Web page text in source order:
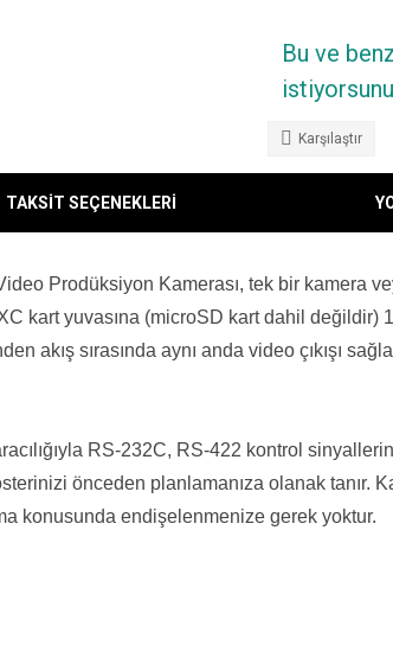
Bu ve
Karşılaştır
TAKSİT SEÇENEKLERİ
Prodüksiyon Kamerası, tek bir kamera
kart yuvasına (microSD kart dahil değildir)
akış sırasında aynı anda video çıkışı
RS-232C, RS-422 kontrol
önceden planlamanıza olanak tanır.
konusunda endişelenmenize gerek yoktur.